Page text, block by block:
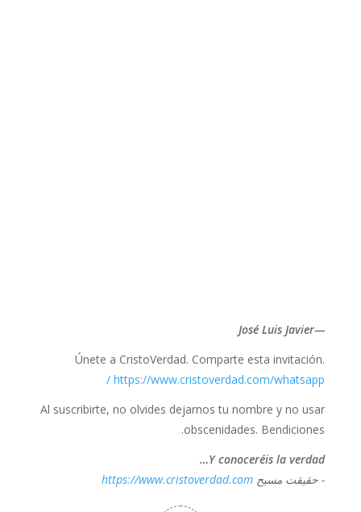
—José Luis Javier
Únete a CristoVerdad. Comparte esta invitación.
https://www.cristoverdad.com/whatsapp/
Al suscribirte, no olvides dejarnos tu nombre y no usar
obscenidades. Bendiciones.
Y conoceréis la verdad…
- حقیقت مسیح https://www.cristoverdad.com